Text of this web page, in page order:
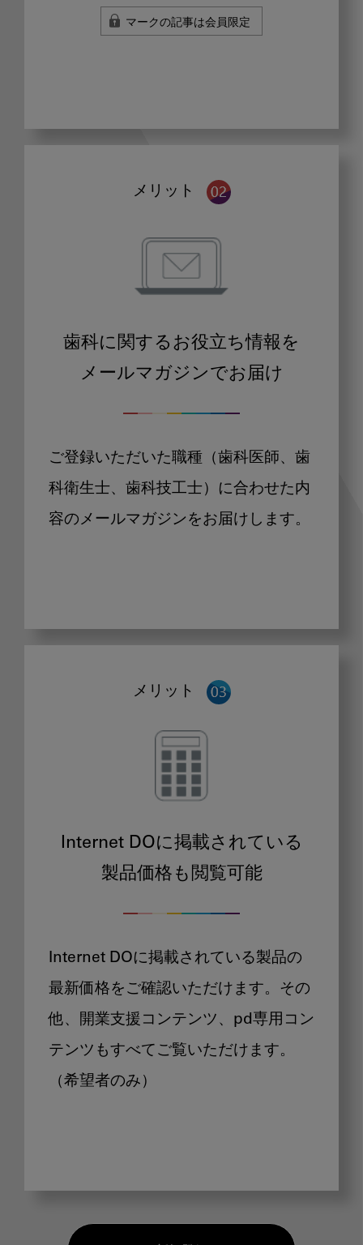
マークの記事は会員限定
メリット
歯科に関するお役立ち情報を
メールマガジンでお届け
ご登録いただいた職種（歯科医師、歯
科衛生士、歯科技工士）に合わせた内
容のメールマガジンをお届けします。
メリット
Internet DOに掲載されている
製品価格も閲覧可能
Internet DOに掲載されている製品の
最新価格をご確認いただけます。その
他、開業支援コンテンツ、pd専用コン
テンツもすべてご覧いただけます。
（希望者のみ）